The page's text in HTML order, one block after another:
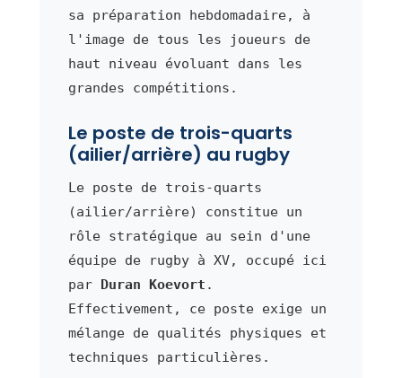
sa préparation hebdomadaire, à
l'image de tous les joueurs de
haut niveau évoluant dans les
grandes compétitions.
Le poste de trois-quarts
(ailier/arrière) au rugby
Le poste de trois-quarts
(ailier/arrière) constitue un
rôle stratégique au sein d'une
équipe de rugby à XV, occupé ici
par Duran Koevort .
Effectivement, ce poste exige un
mélange de qualités physiques et
techniques particulières.